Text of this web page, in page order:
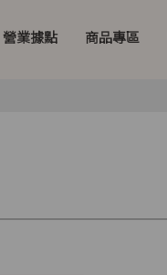
營業據點 商品專區